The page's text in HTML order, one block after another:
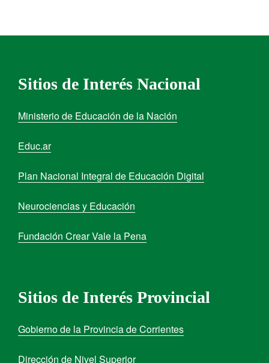
Sitios de Interés Nacional
Ministerio de Educación de la Nación
Educ.ar
Plan Nacional Integral de Educación Digital
Neurociencias y Educación
Fundación Crear Vale la Pena
Sitios de Interés Provincial
Gobierno de la Provincia de Corrientes
Dirección de Nivel Superior